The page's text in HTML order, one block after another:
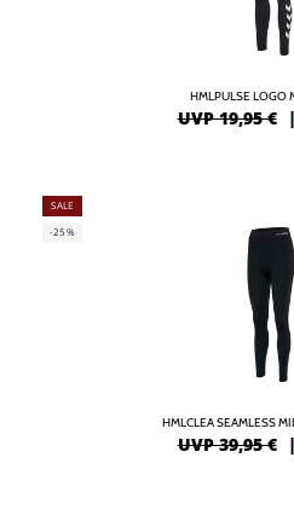
HMLPULSE LOGO
UVP 19,95 € |
SALE
-25%
HMLCLEA SEAMLESS
UVP 39,95 € |